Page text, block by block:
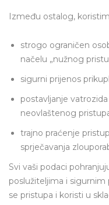
Između ostalog,
strogo ograničen
načelu „nužnog
sigurni prijenos
postavljanje
neovlaštenog
trajno praćenje
sprječavanja
Svi vaši podaci
poslužiteljima i
se pristupa i koristi u